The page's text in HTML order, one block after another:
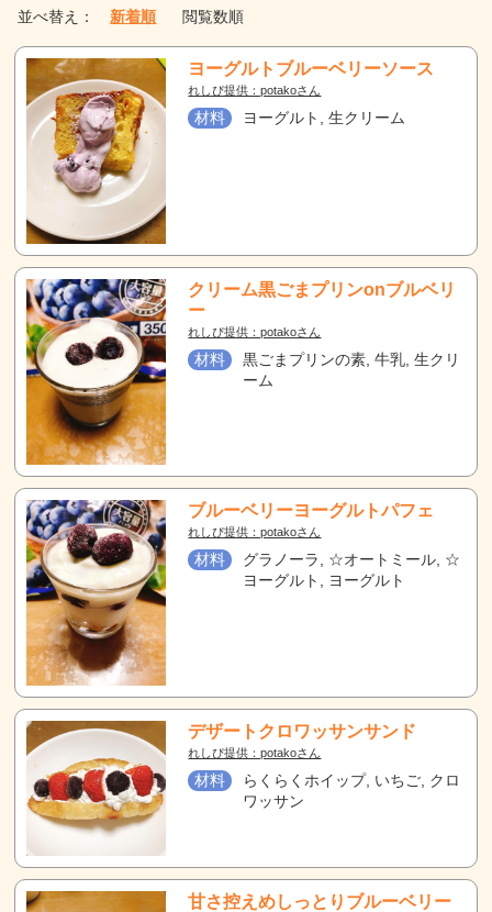
並べ替え： 新着順 閲覧数順
ヨーグルトブルーベリーソース
れしぴ提供：potakoさん
材料 ヨーグルト, 生クリーム
クリーム黒ごまプリンonブルベリ
ー
れしぴ提供：potakoさん
材料
黒ごまプリンの素, 牛乳, 生クリ
ーム
ブルーベリーヨーグルトパフェ
れしぴ提供：potakoさん
材料
グラノーラ, ☆オートミール, ☆
ヨーグルト, ヨーグルト
デザートクロワッサンサンド
れしぴ提供：potakoさん
材料
らくらくホイップ, いちご, クロ
ワッサン
甘さ控えめしっとりブルーベリー